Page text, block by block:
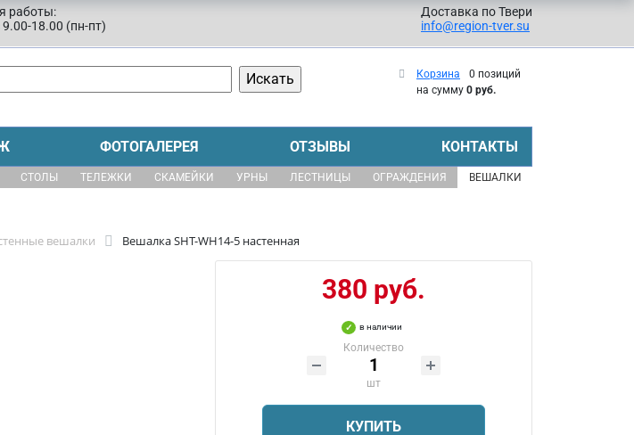
работы:
18.00 (пн-пт)
Доставка по Твери
info@region-tver.su
Корзина
0 позиций
на сумму 0 руб.
ФОТОГАЛЕРЕЯ ОТЗЫВЫ КОНТАКТЫ
СТОЛЫ ТЕЛЕЖКИ СКАМЕЙКИ УРНЫ ЛЕСТНИЦЫ ОГРАЖДЕНИЯ ВЕШАЛКИ
вешалки Вешалка SHT-WH14-5 настенная
380 руб.
в наличии
Количество
шт
КУПИТЬ